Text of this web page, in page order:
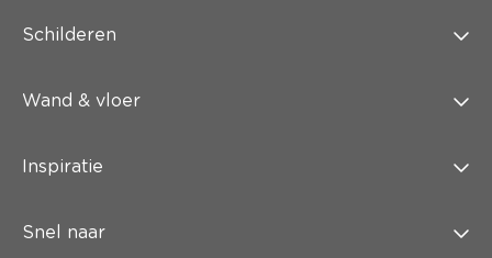
Schilderen
Wand & vloer
Inspiratie
Snel naar